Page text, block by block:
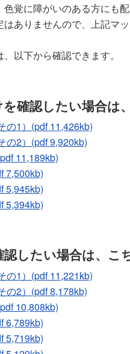
覚に障がいのある方にも
ありませんので、上記マ
以下から確認できます。
確認したい場合は
1）(pdf 11,426kb)
2）(pdf 9,920kb)
11,189kb)
7,500kb)
5,945kb)
5,394kb)
したい場合は、こ
1）(pdf 11,221kb)
2）(pdf 8,178kb)
10,808kb)
6,789kb)
5,719kb)